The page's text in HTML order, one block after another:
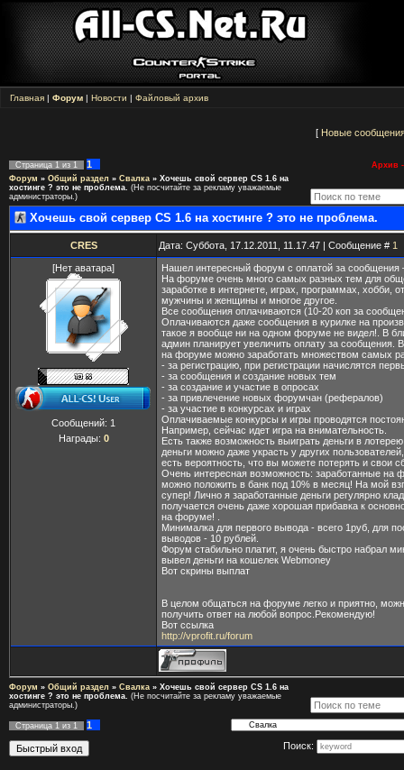
Главная | Форум | Новости | Файловый архив
[ Новые
Страница 1 из 1 1
Архив -
Форум » Общий раздел » Свалка » Хочешь свой сервер CS 1.6 на
хостинге ? это не проблема. (Не посчитайте за рекламу уважаемые
администраторы.)
Хочешь свой сервер CS 1.6 на хостинге ? это не проблема.
CRES Дата: Суббота, 17.12.2011, 11.17.47 | Сообщение # 1
[Нет аватара]
Сообщений: 1
Награды: 0
Нашел интересный форум с оплатой за сообщения
На форуме очень много самых разных тем для
заработке в интернете, играх, программах, хобби,
мужчины и женщины и многое другое.
Все сообщения оплачиваются (10-20 коп за
Оплачиваются даже сообщения в курилке на
такое я вообще ни на одном форуме не видел!. В
админ планирует увеличить оплату за сообщения.
на форуме можно заработать множеством самых
- за регистрацию, при регистрации начислятся
- за сообщения и создание новых тем
- за создание и участие в опросах
- за привлечение новых форумчан (рефералов)
- за участие в конкурсах и играх
Оплачиваемые конкурсы и игры проводятся
Например, сейчас идет игра на внимательность.
Есть также возможность выиграть деньги в
деньги можно даже украсть у других
есть вероятность, что вы можете потерять и свои
Очень интересная возможность: заработанные на
можно положить в банк под 10% в месяц! На мой
супер! Лично я заработанные деньги регулярно
получается очень даже хорошая прибавка к
на форуме! .
Минималка для первого вывода - всего 1руб, для
выводов - 10 рублей.
Форум стабильно платит, я очень быстро набрал
вывел деньги на кошелек Webmoney
Вот скрины выплат
В целом общаться на форуме легко и приятно,
получить ответ на любой вопрос.Рекомендую!
Вот ссылка
http://vprofit.ru/forum
Форум » Общий раздел » Свалка » Хочешь свой сервер CS 1.6 на
хостинге ? это не проблема. (Не посчитайте за рекламу уважаемые
администраторы.)
Страница 1 из 1
1
Поиск: